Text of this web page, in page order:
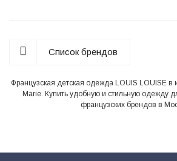
Список брендов
Французская детская одежда LOUIS LOUISE в
Marie. Купить удобную и стильную одежду
французских брендов в